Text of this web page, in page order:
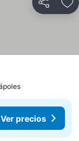
Compartir
Ver precios